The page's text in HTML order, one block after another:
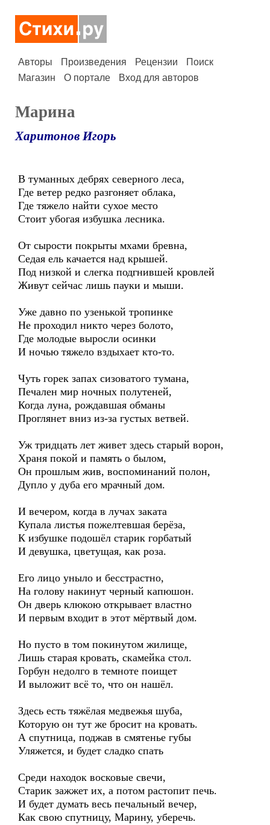
Авторы Произведения Рецензии
Поиск
Магазин
О портале Вход для авторов
Марина
Харитонов Игорь
В туманных дебрях северного леса,
Где ветер редко разгоняет облака,
Где тяжело найти сухое место
Стоит убогая избушка лесника.
От сырости покрыты мхами бревна,
Седая ель качается над крышей.
Под низкой и слегка подгнившей кровлей
Живут сейчас лишь пауки и мыши.
Уже давно по узенькой тропинке
Не проходил никто через болото,
Где молодые выросли осинки
И ночью тяжело вздыхает кто-то.
Чуть горек запах сизоватого тумана,
Печален мир ночных полутеней,
Когда луна, рождавшая обманы
Проглянет вниз из-за густых ветвей.
Уж тридцать лет живет здесь старый ворон,
Храня покой и память о былом,
Он прошлым жив, воспоминаний полон,
Дупло у дуба его мрачный дом.
И вечером, когда в лучах заката
Купала листья пожелтевшая берёза,
К избушке подошёл старик горбатый
И девушка, цветущая, как роза.
Его лицо уныло и бесстрастно,
На голову накинут черный капюшон.
Он дверь клюкою открывает властно
И первым входит в этот мёртвый дом.
Но пусто в том покинутом жилище,
Лишь старая кровать, скамейка стол.
Горбун недолго в темноте поищет
И выложит всё то, что он нашёл.
Здесь есть тяжёлая медвежья шуба,
Которую он тут же бросит на кровать.
А спутница, поджав в смятенье губы
Уляжется, и будет сладко спать
Среди находок восковые свечи,
Старик зажжет их, а потом растопит печь.
И будет думать весь печальный вечер,
Как свою спутницу, Марину, уберечь.